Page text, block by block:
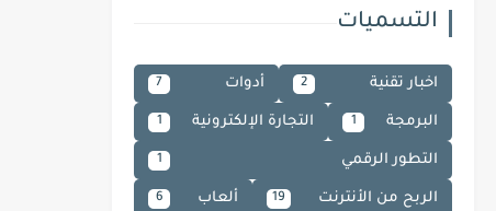
التسميات
اخبار تقنية 2 أدوات 7
البرمجة 1 التجارة الإلكترونية 1
التطور الرقمي 1
الربح من الأنترنت 19 ألعاب 6